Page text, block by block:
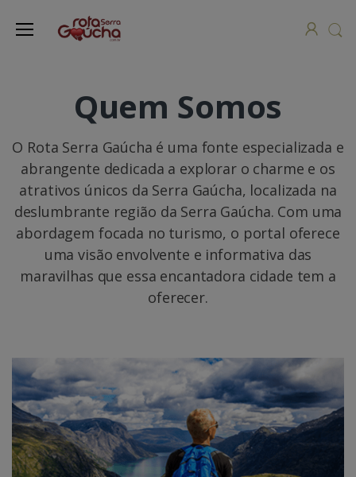
Quem Somos
O Rota Serra Gaúcha é uma fonte especializada e
abrangente dedicada a explorar o charme e os
atrativos únicos da Serra Gaúcha, localizada na
deslumbrante região da Serra Gaúcha. Com uma
abordagem focada no turismo, o portal oferece
uma visão envolvente e informativa das
maravilhas que essa encantadora cidade tem a
oferecer.